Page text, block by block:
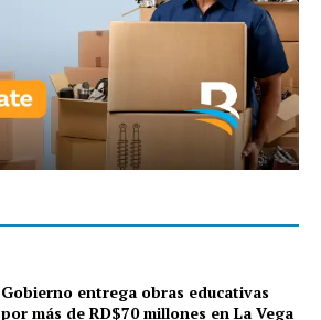
Gobierno entrega obras educativas
por más de RD$70 millones en La Vega